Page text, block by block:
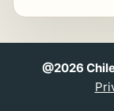
@2026